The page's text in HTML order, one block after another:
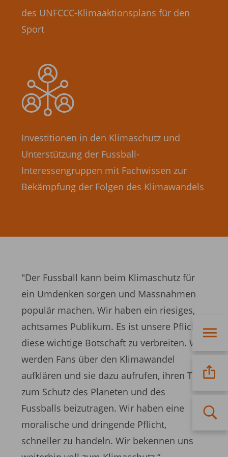
des UNFCCC-Klimaaktionsplans für den
Sport
Investitionen in den Klimaschutz und
Unterstützung der Fussball-
Interessengruppen mit Fachwissen zur
Bekämpfung der Folgen des Klimawandels
"Der Fussball kann beim Klimaschutz für
ein Umdenken sorgen und Massnahmen
populär machen. Wir haben ein riesiges,
achtsames Publikum. Es ist unsere Pflicht,
diese wichtige Botschaft zu verbreiten. Wir
werden Fans über den Klimawandel
aufklären und sie dazu aufrufen, ihren Teil
zum Schutz des Planeten und des
Fussballs beizutragen. Wir haben eine
moralische und dringende Pflicht,
schneller zu handeln. Wir bekennen uns